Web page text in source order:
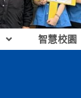
智慧校園